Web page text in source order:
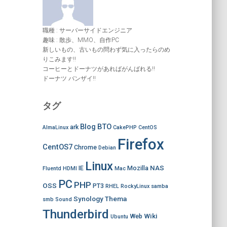
職種 : サーバーサイドエンジニア
趣味 : 散歩、MMO、自作PC
新しいもの、古いもの問わず気に入ったらのめ
りこみます!!
コーヒーとドーナツがあればがんばれる!!
ドーナツ バンザイ!!
タグ
AlmaLinux ark Blog BTO CakePHP CentOS
CentOS7 Chrome Debian Firefox
Fluentd HDMI IE Linux Mac Mozilla NAS
OSS PC PHP PT3 RHEL RockyLinux samba
smb Sound Synology Thema
Thunderbird Ubuntu Web Wiki